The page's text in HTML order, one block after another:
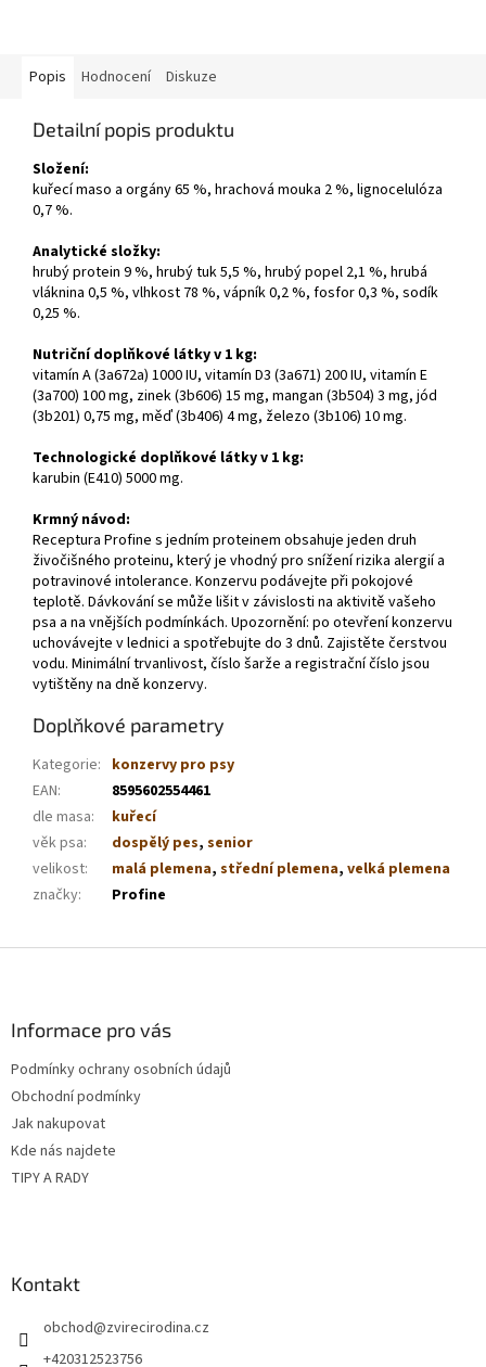
Popis Hodnocení Diskuze
Detailní popis produktu
Složení:
kuřecí maso a orgány 65 %, hrachová mouka 2 %, lignocelulóza
0,7 %.
Analytické složky:
hrubý protein 9 %, hrubý tuk 5,5 %, hrubý popel 2,1 %, hrubá
vláknina 0,5 %, vlhkost 78 %, vápník 0,2 %, fosfor 0,3 %, sodík
0,25 %.
Nutriční doplňkové látky v 1 kg:
vitamín A (3a672a) 1000 IU, vitamín D3 (3a671) 200 IU, vitamín E
(3a700) 100 mg, zinek (3b606) 15 mg, mangan (3b504) 3 mg, jód
(3b201) 0,75 mg, měď (3b406) 4 mg, železo (3b106) 10 mg.
Technologické doplňkové látky v 1 kg:
karubin (E410) 5000 mg.
Krmný návod:
Receptura Profine s jedním proteinem obsahuje jeden druh
živočišného proteinu, který je vhodný pro snížení rizika alergií a
potravinové intolerance. Konzervu podávejte při pokojové
teplotě. Dávkování se může lišit v závislosti na aktivitě vašeho
psa a na vnějších podmínkách. Upozornění: po otevření konzervu
uchovávejte v lednici a spotřebujte do 3 dnů. Zajistěte čerstvou
vodu. Minimální trvanlivost, číslo šarže a registrační číslo jsou
vytištěny na dně konzervy.
Doplňkové parametry
Kategorie: konzervy pro psy
EAN:
8595602554461
dle masa:
kuřecí
věk psa: dospělý pes, senior
velikost: malá plemena, střední plemena, velká plemena
značky: Profine
Informace pro vás
Podmínky ochrany osobních údajů
Obchodní podmínky
Jak nakupovat
Kde nás najdete
TIPY A RADY
Kontakt
obchod@zvirecirodina.cz
+420312523756